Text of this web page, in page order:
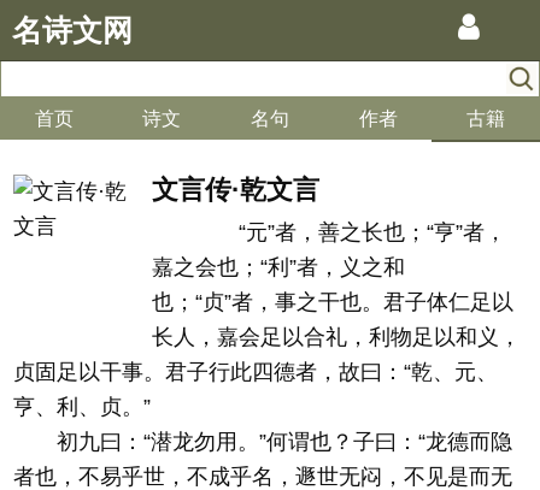
名诗文网
首页 诗文 名句 作者 古籍
文言传·乾文言
“元”者，善之长也；“亨”者，
嘉之会也；“利”者，义之和
也；“贞”者，事之干也。君子体仁足以
长人，嘉会足以合礼，利物足以和义，
贞固足以干事。君子行此四德者，故曰：“乾、元、
亨、利、贞。”
初九曰：“潜龙勿用。”何谓也？子曰：“龙德而隐
者也，不易乎世，不成乎名，遯世无闷，不见是而无